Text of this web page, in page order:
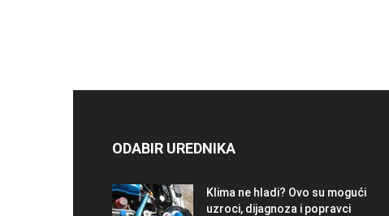
ODABIR UREDNIKA
Klima ne hladi? Ovo su mogući
uzroci, dijagnoza i popravci